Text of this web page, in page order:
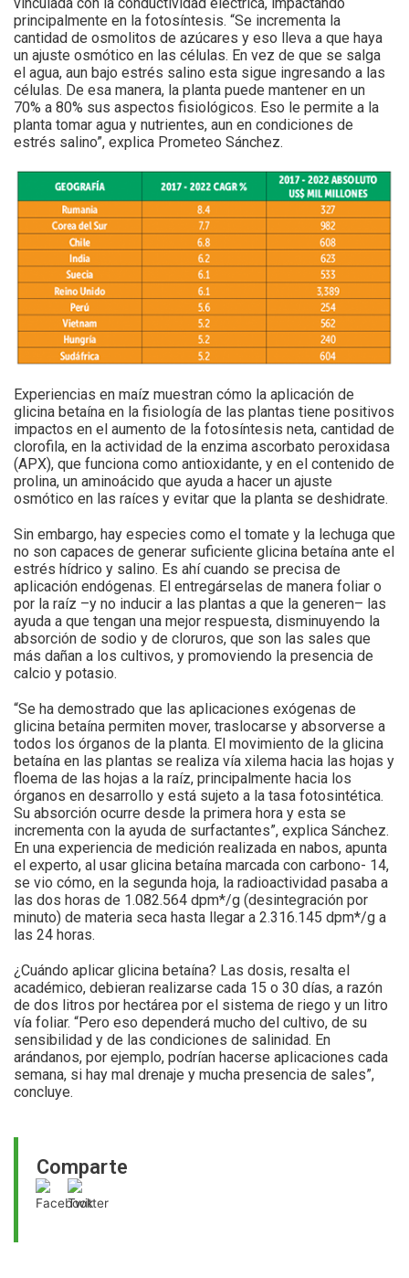
Comparte
principalmente en la fotosíntesis. “Se incrementa la
cantidad de osmolitos de azúcares y eso lleva a que haya
un ajuste osmótico en las células. En vez de que se salga
el agua, aun bajo estrés salino esta sigue ingresando a las
células. De esa manera, la planta puede mantener en un
70% a 80% sus aspectos fisiológicos. Eso le permite a la
planta tomar agua y nutrientes, aun en condiciones de
estrés salino”, explica Prometeo Sánchez.
Experiencias en maíz muestran cómo la aplicación de
glicina betaína en la fisiología de las plantas tiene positivos
impactos en el aumento de la fotosíntesis neta, cantidad de
clorofila, en la actividad de la enzima ascorbato peroxidasa
(APX), que funciona como antioxidante, y en el contenido de
prolina, un aminoácido que ayuda a hacer un ajuste
osmótico en las raíces y evitar que la planta se deshidrate.
Sin embargo, hay especies como el tomate y la lechuga que
no son capaces de generar suficiente glicina betaína ante el
estrés hídrico y salino. Es ahí cuando se precisa de
aplicación endógenas. El entregárselas de manera foliar o
por la raíz –y no inducir a las plantas a que la generen– las
ayuda a que tengan una mejor respuesta, disminuyendo la
absorción de sodio y de cloruros, que son las sales que
más dañan a los cultivos, y promoviendo la presencia de
calcio y potasio.
“Se ha demostrado que las aplicaciones exógenas de
glicina betaína permiten mover, traslocarse y absorverse a
todos los órganos de la planta. El movimiento de la glicina
betaína en las plantas se realiza vía xilema hacia las hojas y
floema de las hojas a la raíz, principalmente hacia los
órganos en desarrollo y está sujeto a la tasa fotosintética.
Su absorción ocurre desde la primera hora y esta se
incrementa con la ayuda de surfactantes”, explica Sánchez.
En una experiencia de medición realizada en nabos, apunta
el experto, al usar glicina betaína marcada con carbono- 14,
se vio cómo, en la segunda hoja, la radioactividad pasaba a
las dos horas de 1.082.564 dpm*/g (desintegración por
minuto) de materia seca hasta llegar a 2.316.145 dpm*/g a
las 24 horas.
¿Cuándo aplicar glicina betaína? Las dosis, resalta el
académico, debieran realizarse cada 15 o 30 días, a razón
de dos litros por hectárea por el sistema de riego y un litro
vía foliar. “Pero eso dependerá mucho del cultivo, de su
sensibilidad y de las condiciones de salinidad. En
arándanos, por ejemplo, podrían hacerse aplicaciones cada
semana, si hay mal drenaje y mucha presencia de sales”,
concluye.